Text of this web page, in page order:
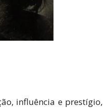
influência e prestígio,